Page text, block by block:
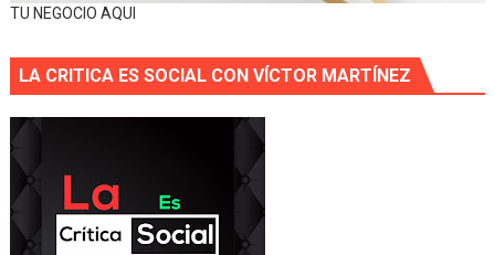
TU NEGOCIO AQUI
LA CRITICA ES SOCIAL CON VÍCTOR MARTÍNEZ